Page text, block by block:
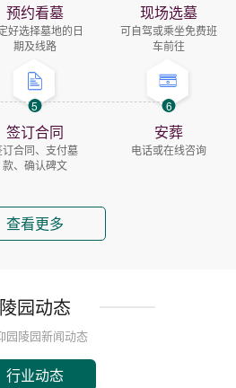
预约看墓
好选择墓地的日
期及线路
现场选墓
可自驾或乘坐免费班
车前往
5
签订合同
订合同、支付墓
款、确认碑文
6
安葬
电话或在线咨询
查看更多
陵园动态
园陵园新闻动态
行业动态